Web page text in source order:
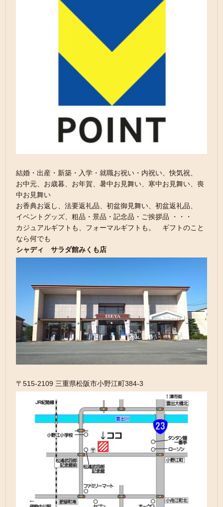
結婚・出産・新築・入学・就職お祝い・内祝い、快気祝、
お中元、お歳暮、お年賀、暑中お見舞い、寒中お見舞い、喪
中お見舞い
お香典お返し、法要返礼品、初盆御見舞い、初盆返礼品、
イベントグッズ、粗品・景品・記念品・ご挨拶品 ・・・
カジュアルギフトも、フォーマルギフトも。 ギフトのこと
なら何でも
シャディ サラダ館みくも店
〒515-2109 三重県松阪市小野江町384-3